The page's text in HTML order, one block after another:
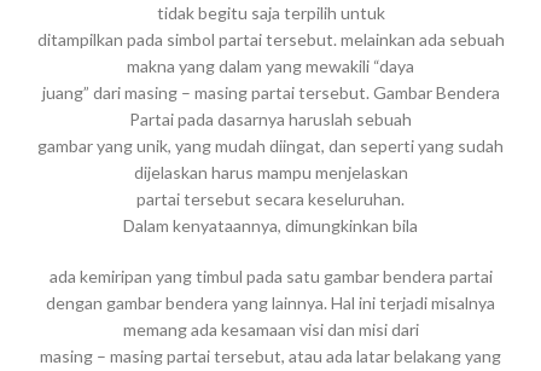
tidak begitu saja terpilih untuk
ditampilkan pada simbol partai tersebut. melainkan ada sebuah
makna yang dalam yang mewakili “daya
juang” dari masing – masing partai tersebut. Gambar Bendera
Partai pada dasarnya haruslah sebuah
gambar yang unik, yang mudah diingat, dan seperti yang sudah
dijelaskan harus mampu menjelaskan
partai tersebut secara keseluruhan.
Dalam kenyataannya, dimungkinkan bila
ada kemiripan yang timbul pada satu gambar bendera partai
dengan gambar bendera yang lainnya. Hal ini terjadi misalnya
memang ada kesamaan visi dan misi dari
masing – masing partai tersebut, atau ada latar belakang yang